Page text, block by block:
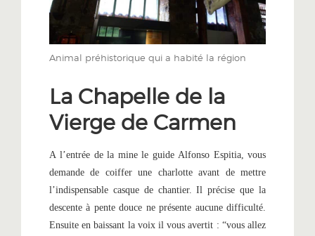
Animal préhistorique qui a habité la région
La Chapelle de la
Vierge de Carmen
A l’entrée de la mine le guide Alfonso Espitia, vous
demande de coiffer une charlotte avant de mettre
l’indispensable casque de chantier. Il précise que la
descente à pente douce ne présente aucune difficulté.
Ensuite en baissant la voix il vous avertit : “vous allez